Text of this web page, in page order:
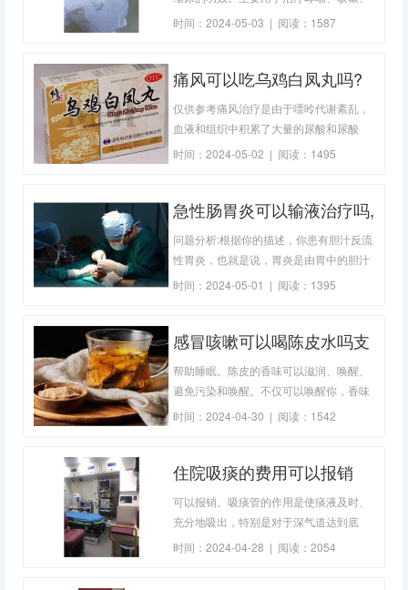
白带过多、遗尿和尿频。因此，白果可以
时间：2024-05-03 | 阅读：1587
痛风可以吃乌鸡白凤丸吗?
痛风可以吃乌鸡白凤丸吗?
仅供参考痛风治疗是由于嘌呤代谢紊乱，
血液和组织中积累了大量的尿酸和尿酸
盐。症状是手指、脚趾、膝盖和肘部等关
时间：2024-05-02 | 阅读：1495
急性肠胃炎可以输液治疗吗,
糜烂性肠胃炎可以输液治疗
吗
问题分析:根据你的描述，你患有胆汁反流
性胃炎，也就是说，胃炎是由胃中的胆汁
反流引起的。胆汁反流性胃炎多由胃动力
时间：2024-05-01 | 阅读：1395
感冒咳嗽可以喝陈皮水吗支
气管炎咳嗽可以喝陈皮水吗
帮助睡眠。陈皮的香味可以滋润、唤醒、
避免污染和唤醒。不仅可以唤醒你，香味
还可以安抚你的神经，帮助你入睡。陈皮
时间：2024-04-30 | 阅读：1542
住院吸痰的费用可以报销
吗?一击就能清除我喉咙里
的痰
可以报销。吸痰管的作用是使痰液及时、
充分地吸出，特别是对于深气道达到底
部。你不能。因为吸痰是临床上常见的方
时间：2024-04-28 | 阅读：2054